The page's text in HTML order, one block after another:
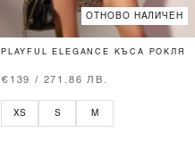
ОТНОВО НАЛИЧЕН
PLAYFUL ELEGANCE КЪСА РОКЛЯ
€139 / 271.86 ЛВ.
XS S M